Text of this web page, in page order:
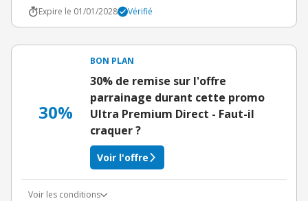
Expire le 01/01/2028 Vérifié
30%
BON PLAN
30% de remise sur l'offre
parrainage durant cette promo
Ultra Premium Direct - Faut-il
craquer ?
Voir l'offre
Voir les conditions